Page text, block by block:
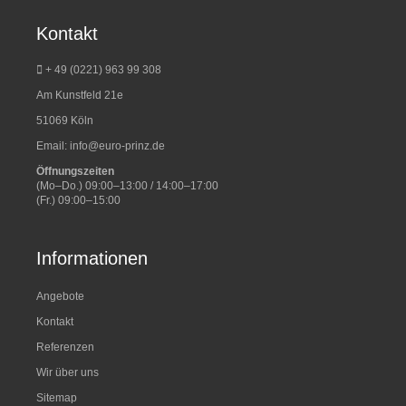
Kontakt
+ 49 (0221) 963 99 308
Am Kunstfeld 21e
51069 Köln
Email: info@euro-prinz.de
Öffnungszeiten
(Mo–Do.) 09:00–13:00 / 14:00–17:00
(Fr.) 09:00–15:00
Informationen
Angebote
Kontakt
Referenzen
Wir über uns
Sitemap